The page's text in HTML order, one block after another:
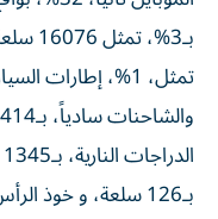
بـ126 سلعة، و خوذ الرأس، بـ84 سلعة.